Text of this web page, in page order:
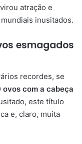
atração e
inusitados.
esmagados
recordes, se
ovos com a cabeça
este título
e, claro, muita